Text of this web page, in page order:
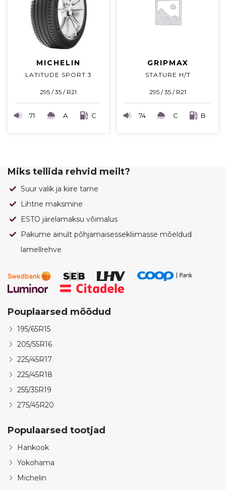
MICHELIN
LATITUDE SPORT 3
295 / 35 / R21
71 A C
GRIPMAX
STATURE H/T
295 / 35 / R21
74 C B
Miks tellida rehvid meilt?
Suur valik ja kiire tarne
Lihtne maksmine
ESTO järelamaksu võimalus
Pakume ainult põhjamaisessekliimasse mõeldud
lamellrehve
Pouplaarsed mõõdud
195/65R15
205/55R16
225/45R17
225/45R18
255/35R19
275/45R20
Populaarsed tootjad
Hankook
Yokohama
Michelin